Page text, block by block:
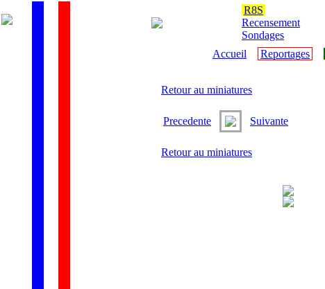
R8S
Recensement
Sondages
Accueil Reportages
Retour au miniatures
Precedente Suivante
Retour au miniatures